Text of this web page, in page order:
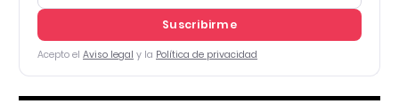
Suscribirme
Acepto el Aviso legal y la Política de privacidad